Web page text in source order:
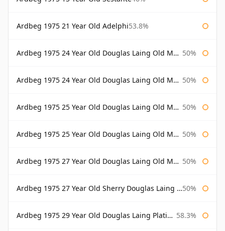
Ardbeg 1975 21 Year Old Adelphi53.8%
Ardbeg 1975 24 Year Old Douglas Laing Old Malt Cask 50%
Ardbeg 1975 24 Year Old Douglas Laing Old Malt Cask Bottled 2000 50%
Ardbeg 1975 25 Year Old Douglas Laing Old Malt Cask 50%
Ardbeg 1975 25 Year Old Douglas Laing Old Malt Cask Bottled 2001 50%
Ardbeg 1975 27 Year Old Douglas Laing Old Malt Cask 50%
Ardbeg 1975 27 Year Old Sherry Douglas Laing Old Malt Cask 50%
Ardbeg 1975 29 Year Old Douglas Laing Platinum Selection 58.3%